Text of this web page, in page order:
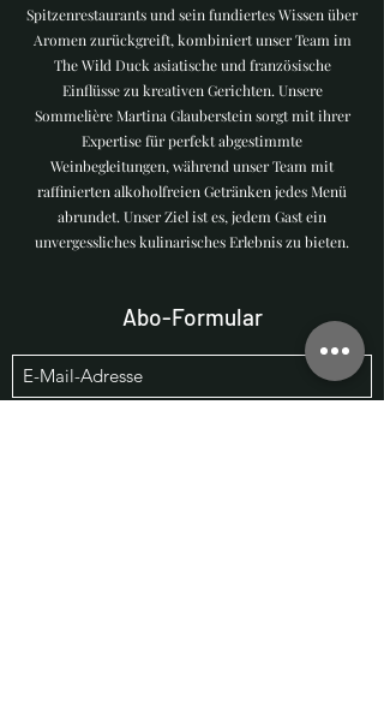
Spitzenrestaurants und sein fundiertes Wissen über
Aromen zurückgreift, kombiniert unser Team im
The Wild Duck asiatische und französische
Einflüsse zu kreativen Gerichten. Unsere
Sommelière Martina Glauberstein sorgt mit ihrer
Expertise für perfekt abgestimmte
Weinbegleitungen, während unser Team mit
raffinierten alkoholfreien Getränken jedes Menü
abrundet. Unser Ziel ist es, jedem Gast ein
unvergessliches kulinarisches Erlebnis zu bieten.
Abo-Formular